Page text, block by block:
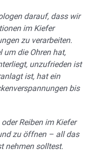
darauf, dass wir
im Kiefer
zu verarbeiten.
um die Ohren hat,
unzufrieden ist
ist, hat ein
bis
Reiben im Kiefer
zu öffnen – all das
nehmen solltest.